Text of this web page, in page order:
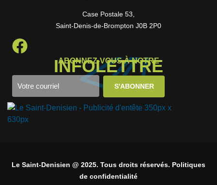
Case Postale 53,
Saint-Denis-de-Brompton J0B 2P0
ABONNEZ-VOUS À NOTRE
INFOLETTRE
Le Saint-Denisien @ 2025. Tous droits réservés. Politiques
de confidentialité